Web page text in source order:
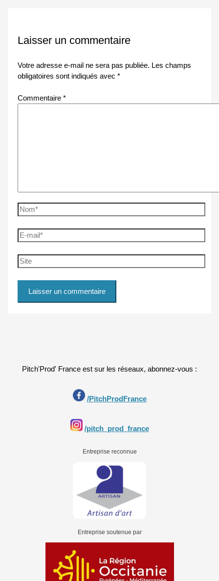
Laisser un commentaire
Votre adresse e-mail ne sera pas publiée. Les champs
obligatoires sont indiqués avec*
Commentaire*
Nom*
E-
mail*
Site
Pitch'Prod' France est sur les réseaux, abonnez-vous :
/PitchProdFrance
/pitch_prod_france
Entreprise reconnue
Entreprise soutenue par